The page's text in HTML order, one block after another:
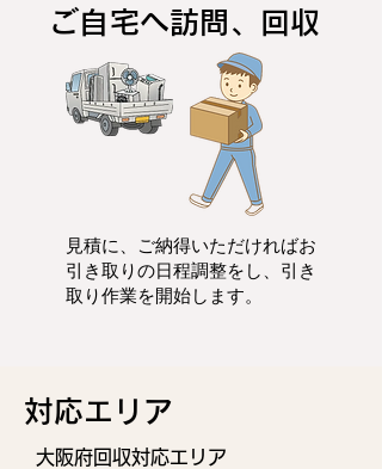
ご自宅へ訪問、回収
見積に、ご納得いただければお
引き取りの日程調整をし、 引き
取り作業を開始します。
​対応エリア
大阪府回収対応エリア